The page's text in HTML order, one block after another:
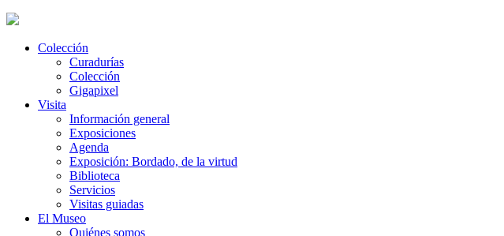
Colección
Curadurías
Colección
Gigapixel
Visita
Información general
Exposiciones
Agenda
Exposición: Bordado, de la virtud
Biblioteca
Servicios
Visitas guiadas
El Museo
Quiénes somos